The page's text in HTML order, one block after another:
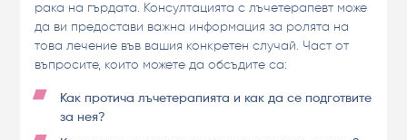
рака на гърдата. Консултацията с лъчетерапевт може
да ви предостави важна информация за ролята на
това лечение във вашия конкретен случай. Част от
въпросите, които можете да обсъдите са:
Как протича лъчетерапията и как да се подготвите
за нея?